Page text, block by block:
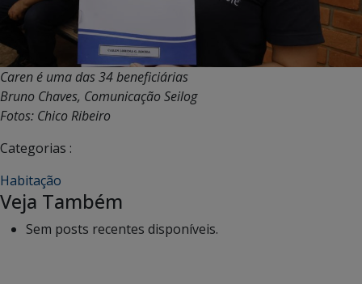
Caren é uma das 34 beneficiárias
Bruno Chaves, Comunicação Seilog
Fotos: Chico Ribeiro
Categorias :
Habitação
Veja Também
Sem posts recentes disponíveis.